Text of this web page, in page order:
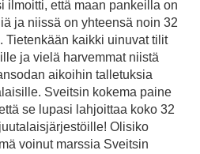
ilmoitti, että maan pankeilla on
ja niissä on yhteensä noin 32
Tietenkään kaikki uinuvat tilit
ja vielä harvemmat niistä
aikoihin talletuksia
Sveitsin kokema paine
se lupasi lahjoittaa koko 32
Olisiko
voinut marssia Sveitsin